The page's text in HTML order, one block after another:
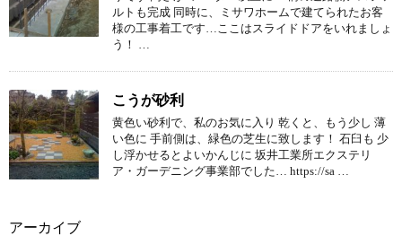
ルトも完成 同時に、ミサワホームで建てられたお客
様の工事着工です…ここはスライドドアをいれましょ
う！ …
こうが砂利
黄色い砂利で、私のお気に入り 乾くと、もう少し 薄
い色に 手前側は、緑色の芝生に致します！ 石臼も 少
し浮かせるとよいかんじに 坂井工業所エクステリ
ア・ガーデニング事業部でした… https://sa …
アーカイブ